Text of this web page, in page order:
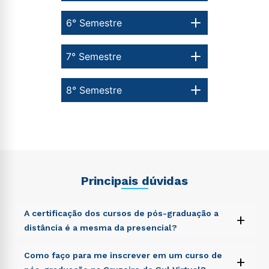
8° Semestre
7° Semestre
6° Semestre
Principais dúvidas
A certificação dos cursos de pós-graduação a
distância é a mesma da presencial?
+
Sed ut perspiciatis unde omnis iste natus error sit
voluptatem accusantium doloremque laudantium,
Como faço para me inscrever em um curso de
+